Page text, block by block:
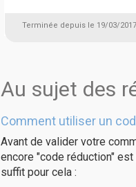
Terminée depuis le 19/03/2017
Au sujet des
Comment utiliser un
Avant de valider votre
encore "code réduction"
suffit pour cela :